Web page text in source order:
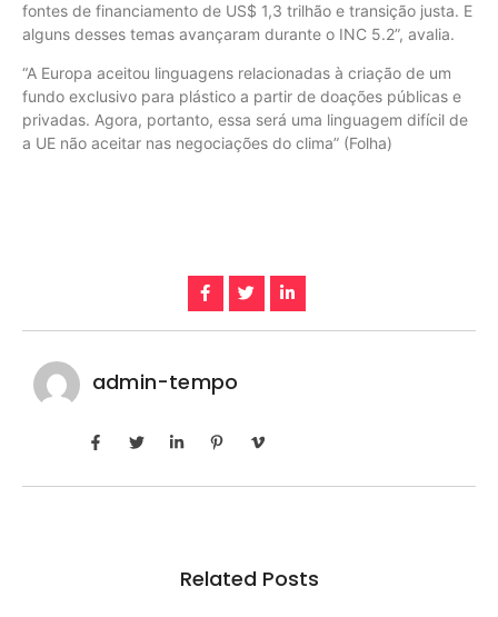
fontes de financiamento de US$ 1,3 trilhão e transição justa. E
alguns desses temas avançaram durante o INC 5.2”, avalia.
“A Europa aceitou linguagens relacionadas à criação de um
fundo exclusivo para plástico a partir de doações públicas e
privadas. Agora, portanto, essa será uma linguagem difícil de
a UE não aceitar nas negociações do clima” (Folha)
admin-tempo
Related Posts